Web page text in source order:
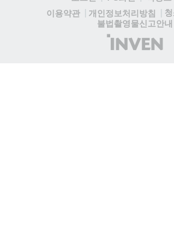
이용약관
개인정보처리방침
불법촬영물신고안내
(주)
인